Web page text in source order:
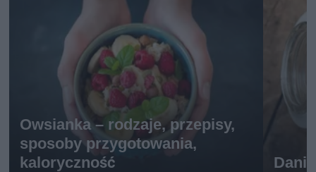
Owsianka – rodzaje, przepisy,
sposoby przygotowania,
kaloryczność